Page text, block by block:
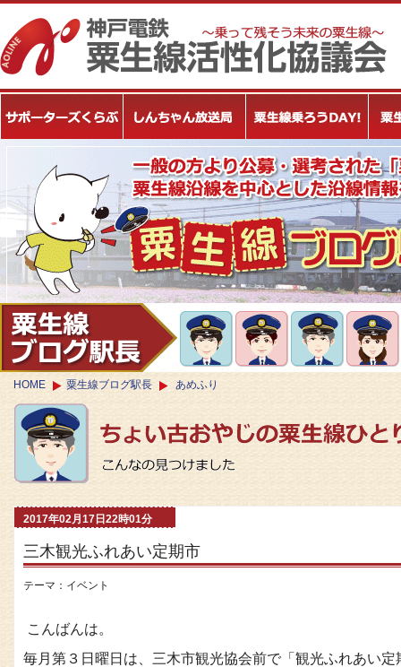
HOME 粟生線ブログ駅長 あめふり
2017年02月17日22時01分
三木観光ふれあい定期市
テーマ： イベント
こんばんは。
毎月第３日曜日は、三木市観光協会前で「観光ふれあい定